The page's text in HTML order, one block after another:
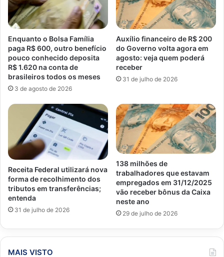
Enquanto o Bolsa Família
paga R$ 600, outro benefício
pouco conhecido deposita
R$ 1.620 na conta de
brasileiros todos os meses
3 de agosto de 2026
Auxílio financeiro de R$ 200
do Governo volta agora em
agosto: veja quem poderá
receber
31 de julho de 2026
Receita Federal utilizará nova
forma de recolhimento dos
tributos em transferências;
entenda
31 de julho de 2026
138 milhões de
trabalhadores que estavam
empregados em 31/12/2025
vão receber bônus da Caixa
neste ano
29 de julho de 2026
MAIS VISTO